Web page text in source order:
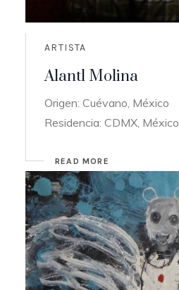
ARTISTA
Alantl Molina
Origen: Cuévano, México
Residencia: CDMX, México
READ MORE